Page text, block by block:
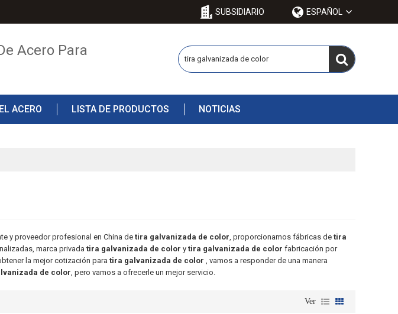
SUBSIDIARIO ESPAÑOL
Acero Para
ACERO LISTA DE PRODUCTOS NOTICIAS
y proveedor profesional en China de tira galvanizada de color, proporcionamos fábricas de tira
marca privada tira galvanizada de color y tira galvanizada de color fabricación por
la mejor cotización para tira galvanizada de color , vamos a responder de una manera
de color, pero vamos a ofrecerle un mejor servicio.
Ver